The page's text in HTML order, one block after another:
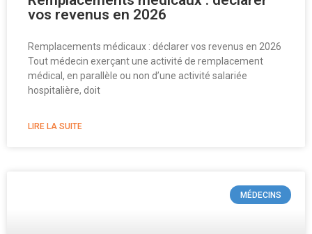
vos revenus en 2026
Remplacements médicaux : déclarer vos revenus en 2026
Tout médecin exerçant une activité de remplacement
médical, en parallèle ou non d’une activité salariée
hospitalière, doit
LIRE LA SUITE
MÉDECINS